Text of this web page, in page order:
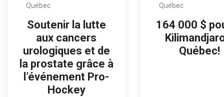
Québec
Soutenir la lutte
aux cancers
urologiques et de
la prostate grâce à
l’événement Pro-
Hockey
Québec
164 000 $
Québec!